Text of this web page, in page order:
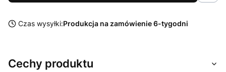
Czas wysyłki:Produkcja na zamówienie 6-tygodni
Cechy produktu